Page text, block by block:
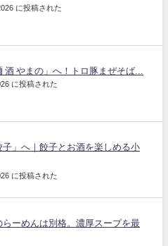
に投稿された
酒 やまの」へ！トロ豚まぜそば...
に投稿された
」へ｜餃子とお酒を楽しめる小
に投稿された
ーめんは別格。濃厚スープを最